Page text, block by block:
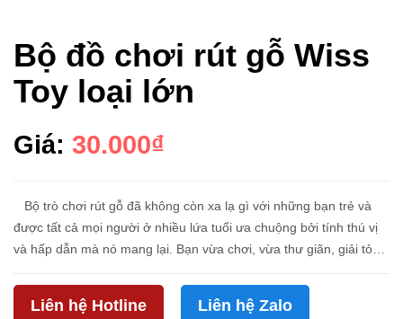
Bộ đồ chơi rút gỗ Wiss
Toy loại lớn
Giá: 30.000₫
Bộ trò chơi rút gỗ đã không còn xa lạ gì với những bạn trẻ và
được tất cả mọi người ở nhiều lứa tuổi ưa chuộng bởi tính thú vị
và hấp dẫn mà nó mang lại. Bạn vừa chơi, vừa thư giãn, giải tỏa
Liên hệ Hotline Liên hệ Zalo